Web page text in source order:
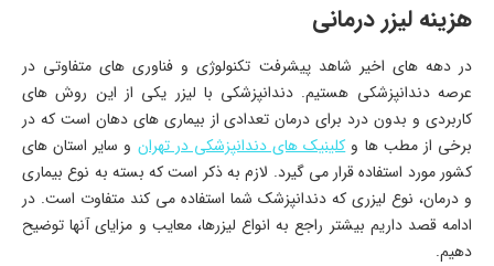
هزینه لیزر درمانی
در دهه های اخیر شاهد پیشرفت تکنولوژی و فناوری های متفاوتی در
عرصه دندانپزشکی هستیم. دندانپزشکی با لیزر یکی از این روش های
کاربردی و بدون درد برای درمان تعدادی از بیماری‌ های دهان است که در
برخی از مطب ها وکلینیک های دندانپزشکی در تهران و سایر استان های
کشور مورد استفاده قرار می گیرد. لازم به ذکر است که بسته به نوع بیماری
و درمان، نوع لیزری که دندانپزشک شما استفاده می‌ کند متفاوت است. در
ادامه قصد داریم بیشتر راجع به انواع لیزرها، معایب و مزایای آنها توضیح
دهیم.